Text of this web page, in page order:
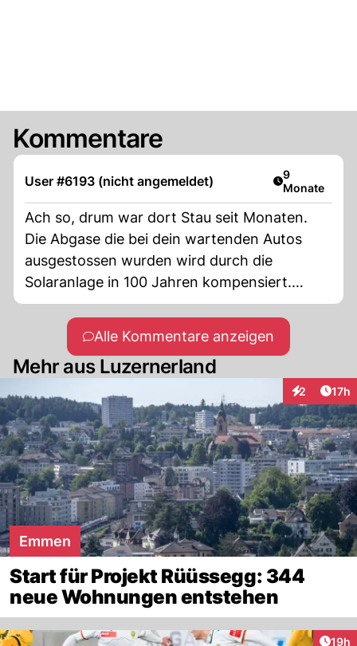
Kommentare
User #6193 (nicht angemeldet) Artikel
9
Monate
Ach so, drum war dort Stau seit Monaten.
Die Abgase die bei dein wartenden Autos
ausgestossen wurden wird durch die
Solaranlage in 100 Jahren kompensiert.
Super Planung.
Alle Kommentare anzeigen
Mehr aus Luzernerland
2 17h
Emmen
Start für Projekt Rüüssegg: 344
neue Wohnungen entstehen
19h